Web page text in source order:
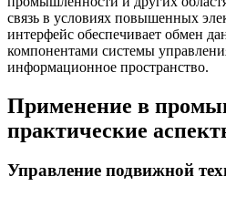
связь в условиях повышенных
интерфейс обеспечивает обмен
компонентами системы
информационное пространство.
Применение в
практические
Управление подвижной